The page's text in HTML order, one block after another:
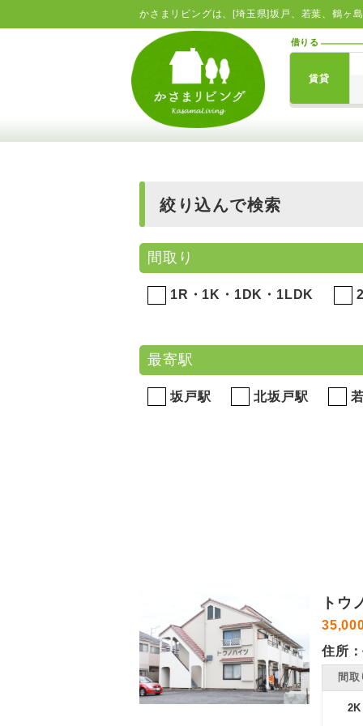
かさまリビングは、[埼玉県]坂戸、若葉、鶴ヶ
絞り込んで検索
間取り
1R・1K・1DK・1LDK
最寄駅
坂戸駅 北坂戸駅
トウ
住所
間取
2K
借りる
賃貸